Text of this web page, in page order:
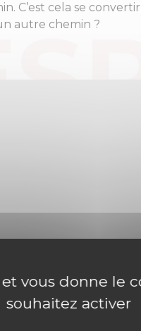
C’est cela se
autre chemin ?
vous donne le
souhaitez activer